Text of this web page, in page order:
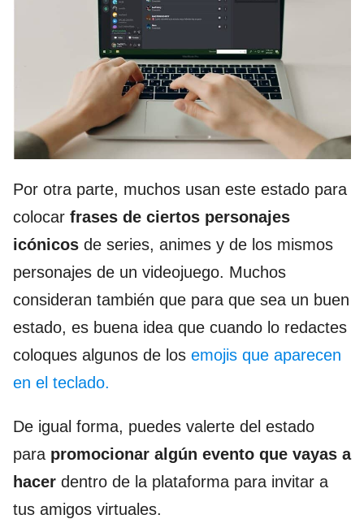
Por otra parte, muchos usan este estado para
colocar frases de ciertos personajes
icónicos de series, animes y de los mismos
personajes de un videojuego. Muchos
consideran también que para que sea un buen
estado, es buena idea que cuando lo redactes
coloques algunos de los emojis que aparecen
en el teclado.
De igual forma, puedes valerte del estado
para promocionar algún evento que vayas a
hacer dentro de la plataforma para invitar a
tus amigos virtuales.